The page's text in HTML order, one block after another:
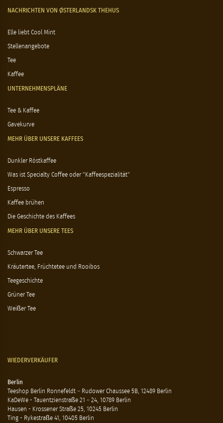
NACHRICHTEN VON ØSTERLANDSK THEHUS
Elle liebt Cool Mint
Stellenangebote
Tee
Kaffee
UNTERNEHMENSPLÄNE
Tee & Kaffee
Gavekurve
MEHR ÜBER UNSERE KAFFEES
Dunkler Röstkaffee
Was ist Specialty Coffee oder "Kaffeespezialität"
Espresso
Kaffee brühen
Die Geschichte des Kaffees
MEHR ÜBER UNSERE TEES
Schwarzer Tee
Kräutertee, Früchtetee und Rooibos
Teegeschichte
Grüner Tee
Weißer Tee
WIEDERVERKÄUFER
Berlin
Teeshop Berlin Ronnefeldt – Rudower Chaussee 5B, 12489 Berlin
KaDeWe - Tauentzienstraße 21 – 24, 10789 Berlin
Hausen - Krossener Straße 25, 10245 Berlin
Ting - Rykestraße 41, 10405 Berlin